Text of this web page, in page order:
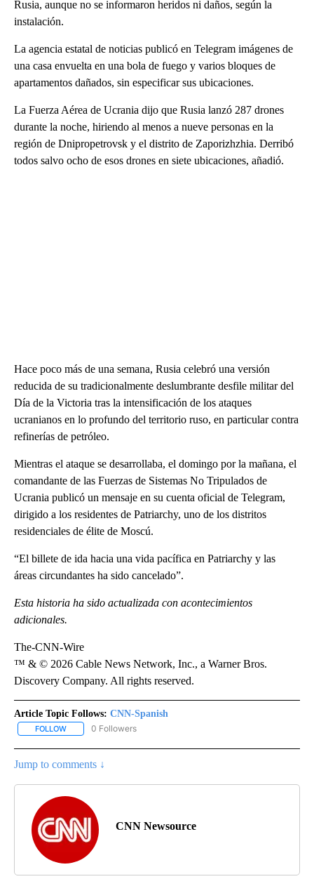
Rusia, aunque no se informaron heridos ni daños, según la
instalación.
La agencia estatal de noticias publicó en Telegram imágenes de
una casa envuelta en una bola de fuego y varios bloques de
apartamentos dañados, sin especificar sus ubicaciones.
La Fuerza Aérea de Ucrania dijo que Rusia lanzó 287 drones
durante la noche, hiriendo al menos a nueve personas en la
región de Dnipropetrovsk y el distrito de Zaporizhzhia. Derribó
todos salvo ocho de esos drones en siete ubicaciones, añadió.
Hace poco más de una semana, Rusia celebró una versión
reducida de su tradicionalmente deslumbrante desfile militar del
Día de la Victoria tras la intensificación de los ataques
ucranianos en lo profundo del territorio ruso, en particular contra
refinerías de petróleo.
Mientras el ataque se desarrollaba, el domingo por la mañana, el
comandante de las Fuerzas de Sistemas No Tripulados de
Ucrania publicó un mensaje en su cuenta oficial de Telegram,
dirigido a los residentes de Patriarchy, uno de los distritos
residenciales de élite de Moscú.
“El billete de ida hacia una vida pacífica en Patriarchy y las
áreas circundantes ha sido cancelado”.
Esta historia ha sido actualizada con acontecimientos
adicionales.
The-CNN-Wire
™ & © 2026 Cable News Network, Inc., a Warner Bros.
Discovery Company. All rights reserved.
Article Topic Follows: CNN-Spanish
FOLLOW FOLLOW "CNN-SPANISH" TO RECEIVE NOTIFICATIONS ABOUT
0 Followers
Jump to comments ↓
CNN Newsource